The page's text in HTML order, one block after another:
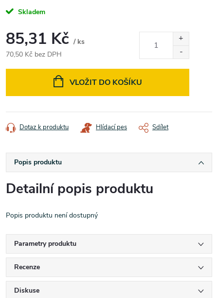
Skladem
85,31 Kč / ks
70,50 Kč bez DPH
VLOŽIT DO KOŠÍKU
Dotaz k produktu Hlídací pes Sdílet
Popis produktu
Detailní popis produktu
Popis produktu není dostupný
Parametry produktu
Recenze
Diskuse